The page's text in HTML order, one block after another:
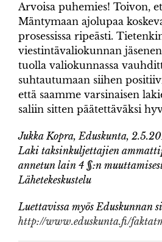
Arvoisa puhemies! Toivon,
Mäntymaan ajolupaa
prosessissa ripeästi.
viestintävaliokunnan
tuolla valiokunnassa
suhtautumaan siihen
että saamme varsinaisen
saliin sitten päätettäväksi
Jukka Kopra, Eduskunta,
Laki taksinkuljettajien
annetun lain 4 §:n
Lähetekeskustelu
Luettavissa myös Eduskunnan
http://www.eduskunta.fi/